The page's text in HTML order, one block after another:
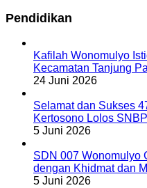
Pendidikan
Kafilah Wonomulyo
Kecamatan Tanjung
24 Juni 2026
Selamat dan Sukses
Kertosono Lolos
5 Juni 2026
SDN 007 Wonomulyo
dengan Khidmat dan
5 Juni 2026